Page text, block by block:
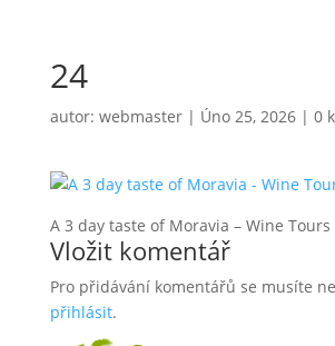
24
autor: webmaster| Úno 25, 2026| 0
A 3 day taste of Moravia – Wine
Vložit komentář
Pro přidávání komentářů se musíte
přihlásit.